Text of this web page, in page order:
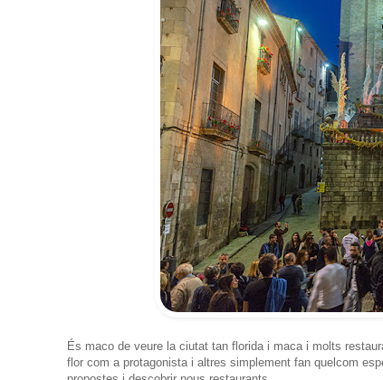
És maco de veure la ciutat tan florida i maca i molts
flor com a protagonista i altres simplement fan quelcom